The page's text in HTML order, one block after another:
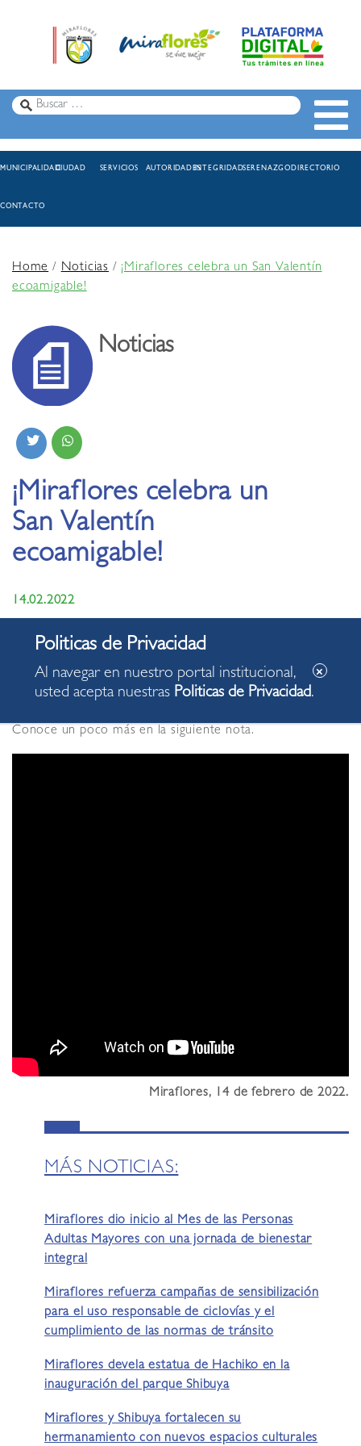
MUNICIPALIDADCIUDAD SERVICIOS AUTORIDADESINTEGRIDADSERENAZGODIRECTORIO
CONTACTO
Home/Noticias / ¡Miraflores celebra un San Valentín
ecoamigable!
Noticias
¡Miraflores celebra un
San Valentín
ecoamigable!
14.02.2022
En Miraflores amamos el cuidado al ecosistema, en San
preservar la naturaleza o dejar las playas limpias son
algunas labores que se realizan hasta en pareja.
Conoce un poco más en la siguiente nota.
Miraflores, 14 de febrero de 2022.
MÁS NOTICIAS:
Miraflores dio inicio al Mes de las Personas
Adultas Mayores con una jornada de bienestar
integral
Miraflores refuerza campañas de sensibilización
para el uso responsable de ciclovías y el
cumplimiento de las normas de tránsito
Miraflores devela estatua de Hachiko en la
inauguración del parque Shibuya
Miraflores y Shibuya fortalecen su
hermanamiento con nuevos espacios culturales
Al navegar en nuestro portal institucional,
usted acepta nuestras Politicas de Privacidad.